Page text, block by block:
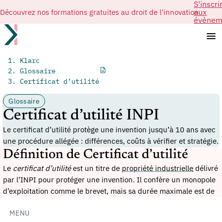
Découvrez nos formations gratuites au droit de l'innovationaux
MENU
Klarc
Glossaire
Certificat d’utilité
Glossaire
Certificat d’utilité INPI
Le certificat d’utilité protège une invention jusqu’à 10 ans avec
une procédure allégée : différences, coûts à vérifier et stratégie.
Définition de Certificat d’utilité
Le certificat d’utilitéest un titre de propriété industrielle délivré
par l’INPI pour protéger une invention. Il confère un monopole
d’exploitation comme le brevet, mais sa durée maximale est de
recherche initial.